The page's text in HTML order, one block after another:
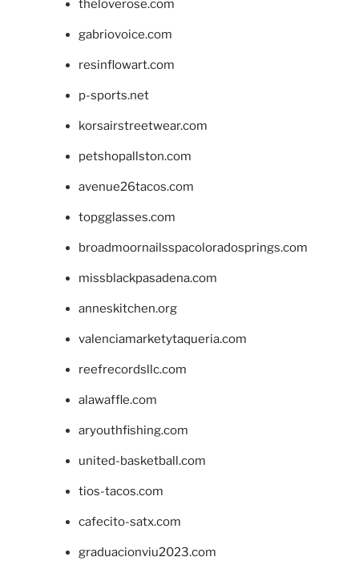
theloverose.com
gabriovoice.com
resinflowart.com
p-sports.net
korsairstreetwear.com
petshopallston.com
avenue26tacos.com
topgglasses.com
broadmoornailsspacoloradosprings.com
missblackpasadena.com
anneskitchen.org
valenciamarketytaqueria.com
reefrecordsllc.com
alawaffle.com
aryouthfishing.com
united-basketball.com
tios-tacos.com
cafecito-satx.com
graduacionviu2023.com